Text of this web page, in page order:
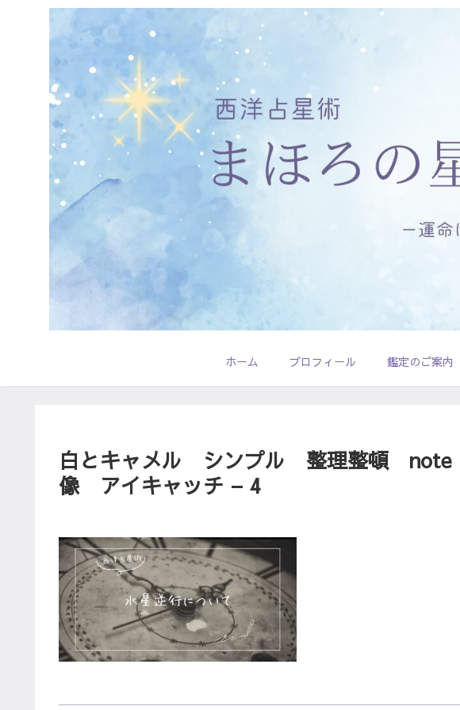
ホーム プロフィール 鑑定のご案内
白とキャメル シンプル 整理整頓
像 アイキャッチ – 4